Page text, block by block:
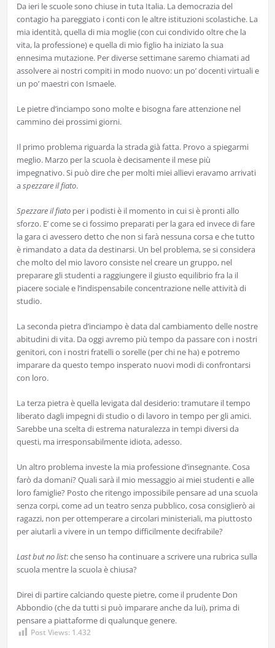
Da ieri le scuole sono chiuse in tuta Italia. La democrazia del
contagio ha pareggiato i conti con le altre istituzioni scolastiche. La
mia identità, quella di mia moglie (con cui condivido oltre che la
vita, la professione) e quella di mio figlio ha iniziato la sua
ennesima mutazione. Per diverse settimane saremo chiamati ad
assolvere ai nostri compiti in modo nuovo: un po’ docenti virtuali e
un po’ maestri con Ismaele.
Le pietre d’inciampo sono molte e bisogna fare attenzione nel
cammino dei prossimi giorni.
Il primo problema riguarda la strada già fatta. Provo a spiegarmi
meglio. Marzo per la scuola è decisamente il mese più
impegnativo. Si può dire che per molti miei allievi eravamo arrivati
aspezzare il fiato.
Spezzare il fiatoper i podisti è il momento in cui si è pronti allo
sforzo. E’ come se ci fossimo preparati per la gara ed invece di fare
la gara ci avessero detto che non si farà nessuna corsa e che tutto
è rimandato a data da destinarsi. Un bel problema, se si considera
che molto del mio lavoro consiste nel creare un gruppo, nel
preparare gli studenti a raggiungere il giusto equilibrio fra la il
piacere sociale e l’indispensabile concentrazione nelle attività di
studio.
La seconda pietra d’inciampo è data dal cambiamento delle nostre
abitudini di vita. Da oggi avremo più tempo da passare con i nostri
genitori, con i nostri fratelli o sorelle (per chi ne ha) e potremo
imparare da questo tempo insperato nuovi modi di confrontarsi
con loro.
La terza pietra è quella levigata dal desiderio: tramutare il tempo
liberato dagli impegni di studio o di lavoro in tempo per gli amici.
Sarebbe una scelta di estrema naturalezza in tempi diversi da
questi, ma irresponsabilmente idiota, adesso.
Un altro problema investe la mia professione d’insegnante. Cosa
farò da domani? Quali sarà il mio messaggio ai miei studenti e alle
loro famiglie? Posto che ritengo impossibile pensare ad una scuola
senza corpi, come ad un teatro senza pubblico, cosa consiglierò ai
ragazzi, non per ottemperare a circolari ministeriali, ma piuttosto
per aiutarli a vivere in un tempo difficilmente decifrabile?
Last but no list: che senso ha continuare a scrivere una rubrica sulla
scuola mentre la scuola è chiusa?
Direi di partire calciando queste pietre, come il prudente Don
Abbondio (che da tutti si può imparare anche da lui), prima di
pensare a piattaforme di qualunque genere.
Post Views: 1.432